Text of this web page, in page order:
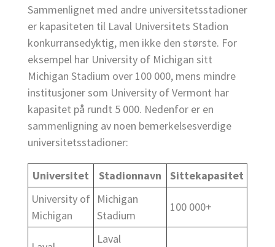
Sammenlignet med andre universitetsstadioner
er kapasiteten til Laval Universitets Stadion
konkurransedyktig, men ikke den største. For
eksempel har University of Michigan sitt
Michigan Stadium over 100 000, mens mindre
institusjoner som University of Vermont har
kapasitet på rundt 5 000. Nedenfor er en
sammenligning av noen bemerkelsesverdige
universitetsstadioner:
Universitet Stadionnavn
Sittekapasitet
University of
Michigan
Michigan
Stadium
100 000+
Laval